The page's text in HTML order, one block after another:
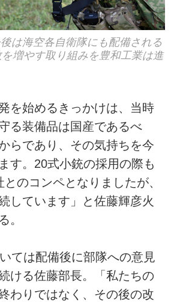
は海空各自衛隊にも配備される
増やす取り組みを豊和工業は進
を始めるきっかけは、当時
る装備品は国産であるべ
らであり、その気持ちを今
す。20式小銃の採用の際も
のコンペとなりましたが、
しています」と佐藤輝彦火
。
ては配備後に部隊への意見
ける佐藤部長。「私たちの
わりではなく、その後の改